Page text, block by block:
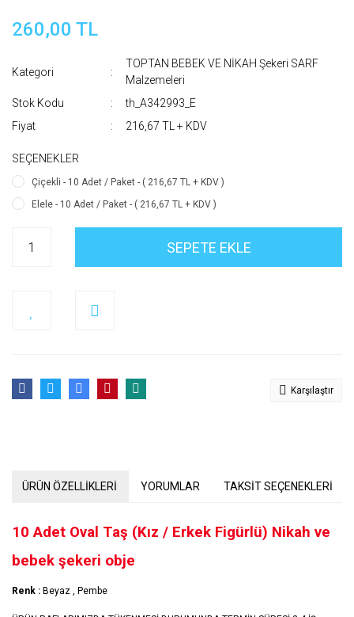
260,00 TL
Kategori
TOPTAN BEBEK VE NİKAH Şekeri SARF
Malzemeleri
Stok Kodu
th_A342993_E
Fiyat
216,67 TL + KDV
SEÇENEKLER
Çiçekli - 10 Adet / Paket - ( 216,67 TL + KDV )
Elele - 10 Adet / Paket - ( 216,67 TL + KDV )
SEPETE EKLE
Karşılaştır
ÜRÜN ÖZELLİKLERİ YORUMLAR TAKSİT SEÇENEKLERİ
10 Adet Oval Taş (Kız / Erkek Figürlü) Nikah ve
bebek şekeri obje
Renk : Beyaz , Pembe